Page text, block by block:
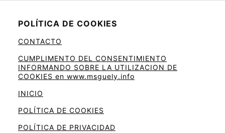
POLÍTICA DE COOKIES
CONTACTO
CUMPLIMENTO DEL CONSENTIMIENTO
INFORMANDO SOBRE LA UTILIZACION DE
COOKIES en www.msguely.info
INICIO
POLÍTICA DE COOKIES
POLÍTICA DE PRIVACIDAD